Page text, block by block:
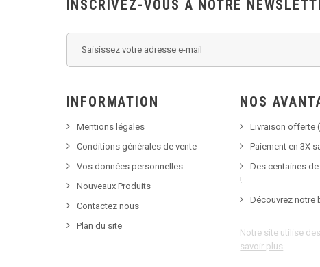
INSCRIVEZ-VOUS À NOTRE
INFORMATION
Mentions légales
Conditions générales de vente
Vos données personnelles
Nouveaux Produits
Contactez nous
Plan du site
NOS
Livraison offerte
Paiement en 3X
Des centaines
!
Découvrez notre
Notre site utilise
savoir plus